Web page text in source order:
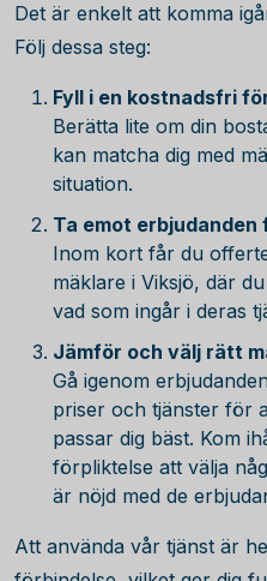
Det är enkelt att komma
Följ dessa steg:
Fyll i en kostnadsfri
Berätta lite om din
kan matcha dig med
situation.
Ta emot
Inom kort får du
mäklare i Viksjö, där
vad som ingår i deras
Jämför och välj rätt
Gå igenom
priser och tjänster för
passar dig bäst. Kom
förpliktelse att välja
är nöjd med de
Att använda vår tjänst är